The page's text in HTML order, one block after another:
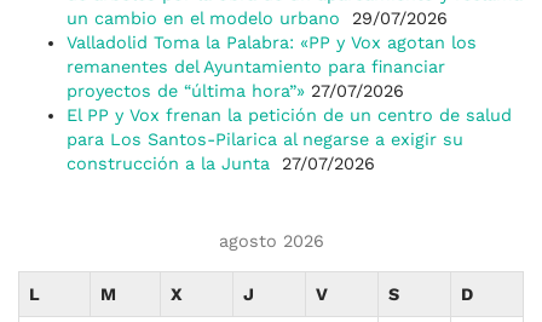
un cambio en el modelo urbano
29/07/2026
Valladolid Toma la Palabra: «PP y Vox agotan los
remanentes del Ayuntamiento para financiar
proyectos de “última hora”» 27/07/2026
El PP y Vox frenan la petición de un centro de salud
para Los Santos-Pilarica al negarse a exigir su
construcción a la Junta
27/07/2026
agosto 2026
L M X J V S D